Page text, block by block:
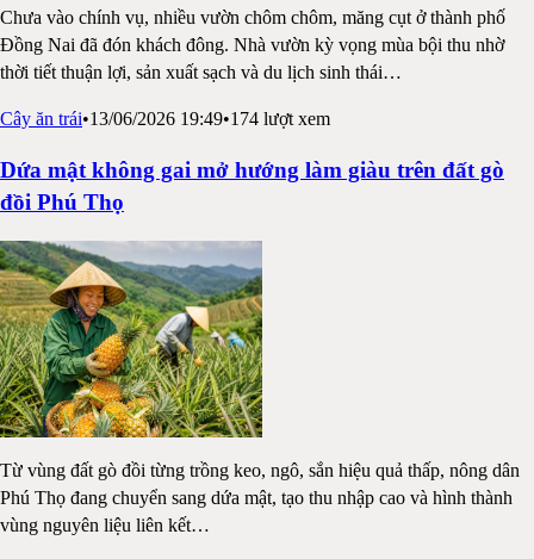
Chưa vào chính vụ, nhiều vườn chôm chôm, măng cụt ở thành phố
Đồng Nai đã đón khách đông. Nhà vườn kỳ vọng mùa bội thu nhờ
thời tiết thuận lợi, sản xuất sạch và du lịch sinh thái…
Cây ăn trái•13/06/2026 19:49•174 lượt xem
Dứa mật không gai mở hướng làm giàu trên đất gò
đồi Phú Thọ
Từ vùng đất gò đồi từng trồng keo, ngô, sắn hiệu quả thấp, nông dân
Phú Thọ đang chuyển sang dứa mật, tạo thu nhập cao và hình thành
vùng nguyên liệu liên kết…